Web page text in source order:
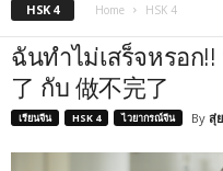
HSK 4 Home HSK 4
ฉันทำไม่เสร็จหรอก!!
了 กับ 做不完了
เรียนจีน HSK 4 ไวยากรณ์จีน By สุ่